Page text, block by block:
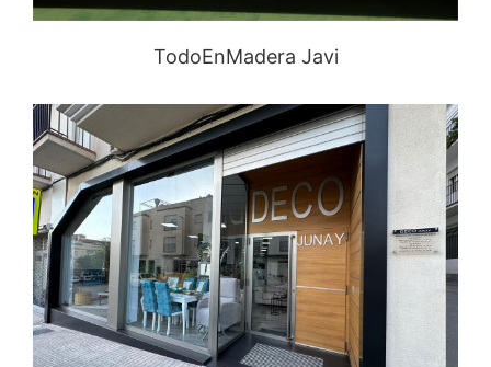
TodoEnMadera Javi